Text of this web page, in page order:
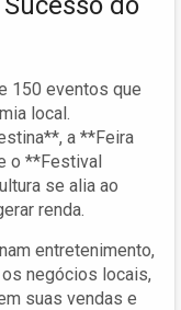
150 eventos que
local.
a **Feira
o **Festival
se alia ao
renda.
entretenimento,
negócios locais,
suas vendas e